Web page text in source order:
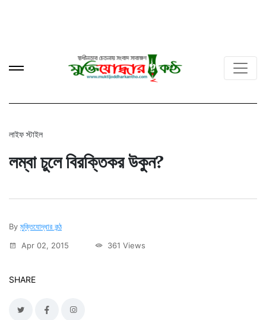
লাইফ স্টাইল
লম্বা চুলে বিরক্তিকর উকুন?
By মুক্তিযোদ্ধার কন্ঠ
Apr 02, 2015
361 Views
SHARE